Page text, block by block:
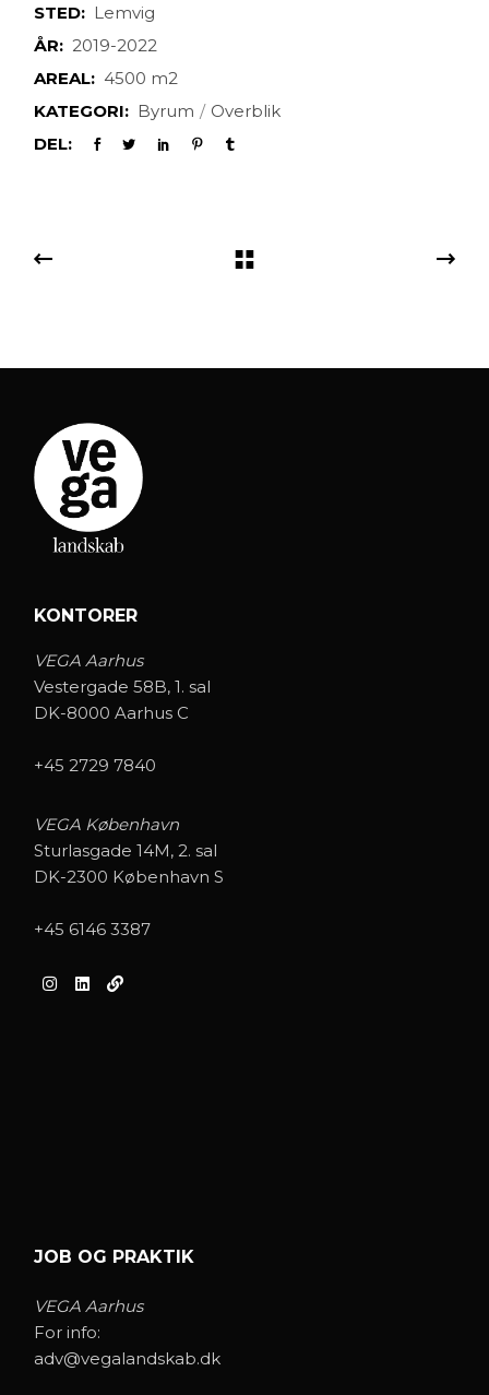
STED: Lemvig
ÅR: 2019-2022
AREAL: 4500 m2
KATEGORI: Byrum
Overblik
DEL:
KONTORER
VEGA Aarhus
Vestergade 58B, 1. sal
DK-8000 Aarhus C
+45 2729 7840
VEGA København
Sturlasgade 14M, 2. sal
DK-2300 København S
+45 6146 3387
JOB OG PRAKTIK
VEGA Aarhus
For info:
adv@vegalandskab.dk